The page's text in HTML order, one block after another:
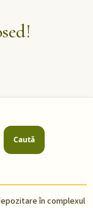
Caută
în complexul